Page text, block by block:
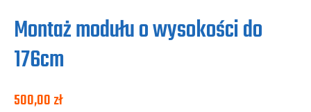
Montaż modułu o wysokości do
176cm
500,00zł